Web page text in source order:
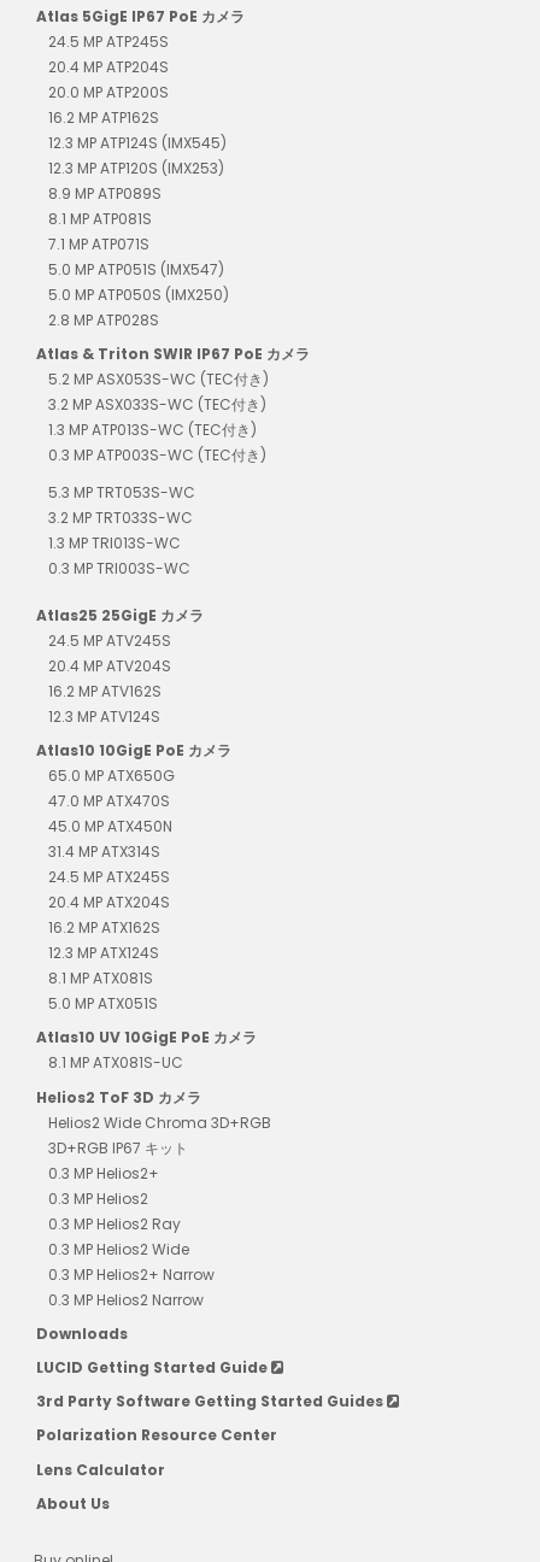
Atlas 5GigE IP67 PoE カメラ
24.5 MP ATP245S
20.4 MP ATP204S
20.0 MP ATP200S
16.2 MP ATP162S
12.3 MP ATP124S (IMX545)
12.3 MP ATP120S (IMX253)
8.9 MP ATP089S
8.1 MP ATP081S
7.1 MP ATP071S
5.0 MP ATP051S (IMX547)
5.0 MP ATP050S (IMX250)
2.8 MP ATP028S
Atlas & Triton SWIR IP67 PoE カメラ
5.2 MP ASX053S-WC (TEC付き)
3.2 MP ASX033S-WC (TEC付き)
1.3 MP ATP013S-WC (TEC付き)
0.3 MP ATP003S-WC (TEC付き)
5.3 MP TRT053S-WC
3.2 MP TRT033S-WC
1.3 MP TRI013S-WC
0.3 MP TRI003S-WC
Atlas25 25GigE カメラ
24.5 MP ATV245S
20.4 MP ATV204S
16.2 MP ATV162S
12.3 MP ATV124S
Atlas10 10GigE PoE カメラ
65.0 MP ATX650G
47.0 MP ATX470S
45.0 MP ATX450N
31.4 MP ATX314S
24.5 MP ATX245S
20.4 MP ATX204S
16.2 MP ATX162S
12.3 MP ATX124S
8.1 MP ATX081S
5.0 MP ATX051S
Atlas10 UV 10GigE PoE カメラ
8.1 MP ATX081S-UC
Helios2 ToF 3D カメラ
Helios2 Wide Chroma 3D+RGB
3D+RGB IP67 キット
0.3 MP Helios2+
0.3 MP Helios2
0.3 MP Helios2 Ray
0.3 MP Helios2 Wide
0.3 MP Helios2+ Narrow
0.3 MP Helios2 Narrow
Downloads
LUCID Getting Started Guide
3rd Party Software Getting Started Guides
Polarization Resource Center
Lens Calculator
About Us